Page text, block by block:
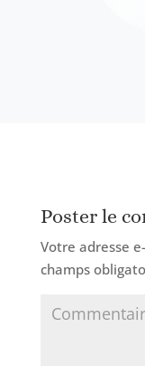
Poster le
Votre adresse
champs